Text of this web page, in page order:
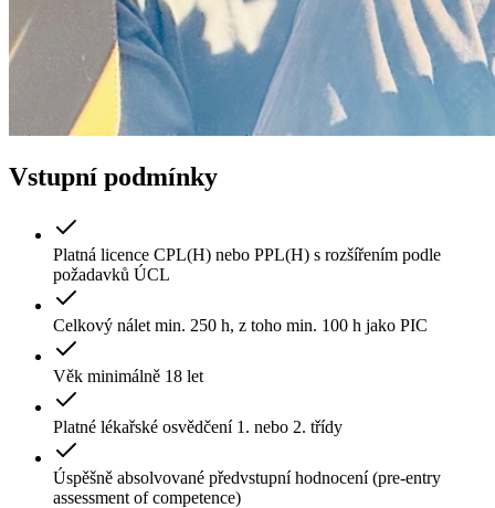
Vstupní podmínky
Platná licence CPL(H) nebo PPL(H) s rozšířením podle
požadavků ÚCL
Celkový nálet min. 250 h, z toho min. 100 h jako PIC
Věk minimálně 18 let
Platné lékařské osvědčení 1. nebo 2. třídy
Úspěšně absolvované předvstupní hodnocení (pre-entry
assessment of competence)